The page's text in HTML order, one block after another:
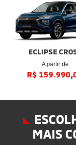
TEST-
Tenha a
test-drive com
toda a potência
Atama